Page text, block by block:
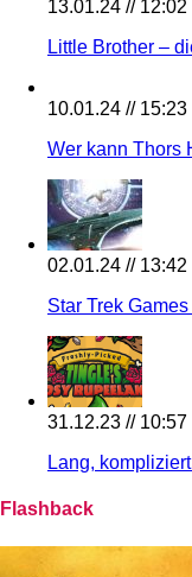
13.01.24 // 12:02
Little Brother –
10.01.24 // 15:23
Wer kann Thors
02.01.24 // 13:42
Star Trek
31.12.23 // 10:57
Lang,
Flashback